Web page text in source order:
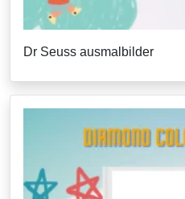
Dr Seuss ausmalbilder